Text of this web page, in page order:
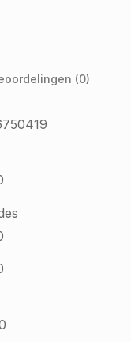
(0)